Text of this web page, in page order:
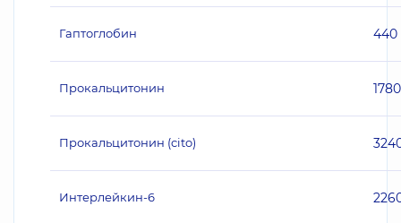
Гаптоглобин 440
Прокальцитонин 1780
Прокальцитонин (cito)
Интерлейкин-6